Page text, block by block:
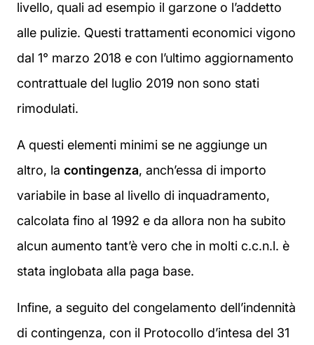
livello, quali ad esempio il garzone o l’addetto
alle pulizie. Questi trattamenti economici vigono
dal 1° marzo 2018 e con l’ultimo aggiornamento
contrattuale del luglio 2019 non sono stati
rimodulati.
A questi elementi minimi se ne aggiunge un
altro, la contingenza, anch’essa di importo
variabile in base al livello di inquadramento,
calcolata fino al 1992 e da allora non ha subito
alcun aumento tant’è vero che in molti c.c.n.l. è
stata inglobata alla paga base.
Infine, a seguito del congelamento dell’indennità
di contingenza, con il Protocollo d’intesa del 31